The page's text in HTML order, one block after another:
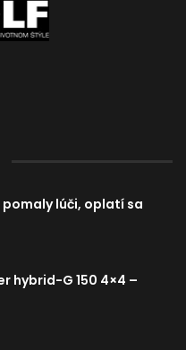
pomaly lúči, oplatí sa
hybrid-G 150 4×4 –